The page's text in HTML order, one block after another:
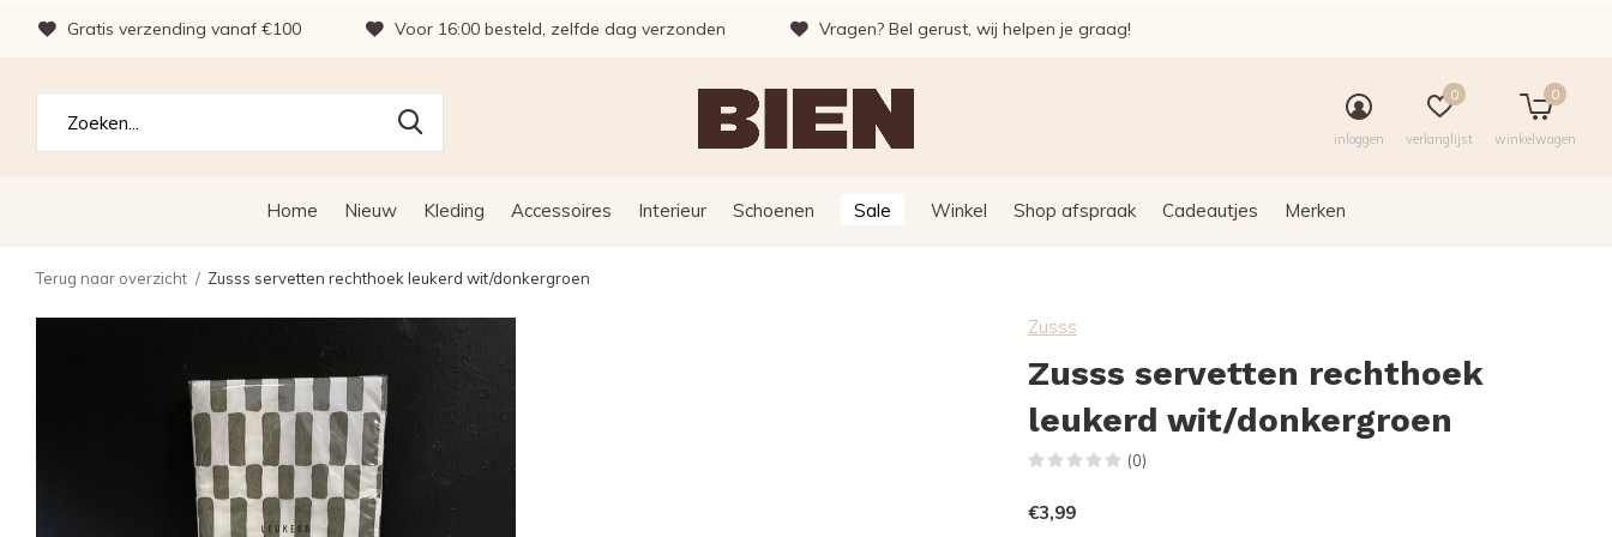
Home Nieuw Kleding Accessoires Interieur Schoenen Sale Winkel Shop afspraak Cadeautjes Merken
inloggen verlanglijst
0
winkelwagen
0
Gratis verzending vanaf €100 Voor 16:00 besteld, zelfde dag verzonden Vragen? Bel gerust, wij helpen je graag!
Terug naar overzicht Zusss servetten rechthoek leukerd wit/donkergroen
Zusss
Zusss servetten rechthoek
leukerd wit/donkergroen
(0)
€3,99